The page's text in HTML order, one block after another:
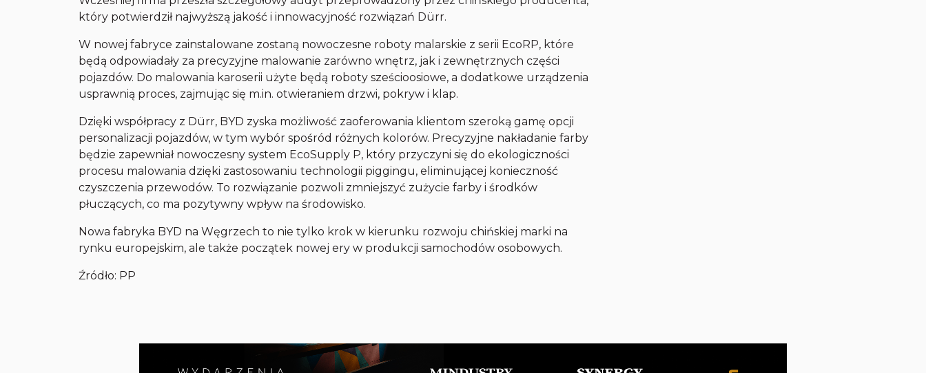
który potwierdził najwyższą jakość i innowacyjność rozwiązań Dürr.
W nowej fabryce zainstalowane zostaną nowoczesne roboty malarskie z serii EcoRP, które
będą odpowiadały za precyzyjne malowanie zarówno wnętrz, jak i zewnętrznych części
pojazdów. Do malowania karoserii użyte będą roboty sześcioosiowe, a dodatkowe urządzenia
usprawnią proces, zajmując się m.in. otwieraniem drzwi, pokryw i klap.
Dzięki współpracy z Dürr, BYD zyska możliwość zaoferowania klientom szeroką gamę opcji
personalizacji pojazdów, w tym wybór spośród różnych kolorów. Precyzyjne nakładanie farby
będzie zapewniał nowoczesny system EcoSupply P, który przyczyni się do ekologiczności
procesu malowania dzięki zastosowaniu technologii piggingu, eliminującej konieczność
czyszczenia przewodów. To rozwiązanie pozwoli zmniejszyć zużycie farby i środków
płuczących, co ma pozytywny wpływ na środowisko.
Nowa fabryka BYD na Węgrzech to nie tylko krok w kierunku rozwoju chińskiej marki na
rynku europejskim, ale także początek nowej ery w produkcji samochodów osobowych.
Źródło: PP